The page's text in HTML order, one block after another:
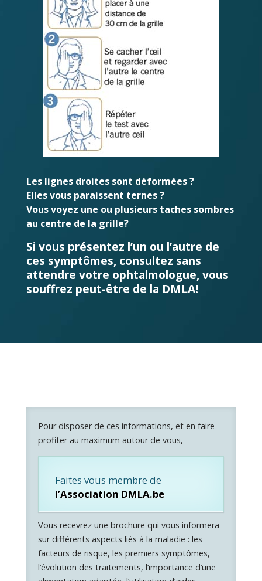
Les lignes droites sont déformées ?
Elles vous paraissent ternes ?
Vous voyez une ou plusieurs taches sombres
au centre de la grille?
Si vous présentez l’un ou l’autre de
ces symptômes, consultez sans
attendre votre ophtalmologue, vous
souffrez peut-être de la DMLA!
Pour disposer de ces informations, et en faire
profiter au maximum autour de vous,
Faites vous membre de
l’Association DMLA.be
Vous recevrez une brochure qui vous informera
sur différents aspects liés à la maladie : les
facteurs de risque, les premiers symptômes,
l’évolution des traitements, l’importance d’une